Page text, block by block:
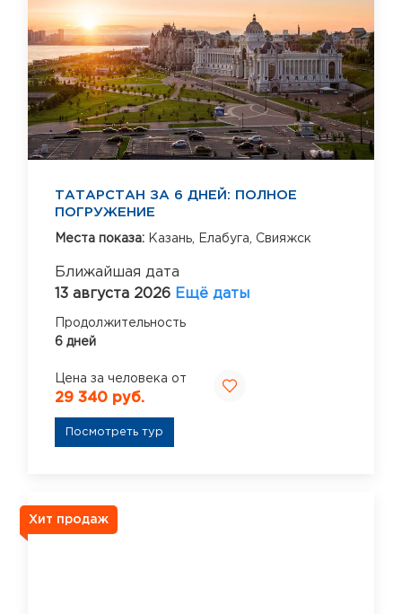
ТАТАРСТАН ЗА 6 ДНЕЙ: ПОЛНОЕ
ПОГРУЖЕНИЕ
Места показа: Казань, Елабуга, Свияжск
Ближайшая дата
13 августа 2026 Ещё даты
Продолжительность
6 дней
Цена за человека от
29 340 руб.
Посмотреть тур
Хит продаж